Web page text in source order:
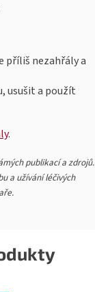
příliš nezahřály a
usušit a použít
.
publikací a zdrojů.
a užívání léčivých